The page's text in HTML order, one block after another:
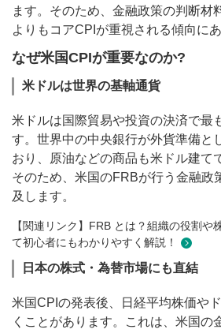
ます。そのため、金融政策の判断材
よりもコアCPIが重視される傾向にあ
なぜ米国CPIが重要なのか?
米ドルは世界の基軸通貨
米ドルは国際貿易や投資の決済で最
す。世界中の中央銀行が外貨準備と
おり、原油などの商品も米ドル建て
そのため、米国のFRBが行う金融政
及します。
【関連リンク】FRB とは？組織の役割や
て初心者にもわかりやすく解説！
日本の株式・為替市場にも直結
米国CPIの発表後、日経平均株価や
くことがあります。これは、米国の